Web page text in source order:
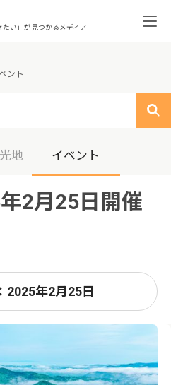
たい」が見つかるメディア
ント
地 イベント
2月25日開催
2025年2月25日